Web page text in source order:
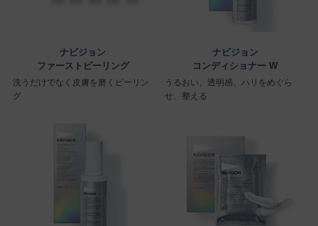
ナビジョン
ファーストピーリング
洗うだけでなく皮膚を磨くピーリン
グ
ナビジョン
コンディショナー W
うるおい、透明感、ハリをめぐら
せ、整える